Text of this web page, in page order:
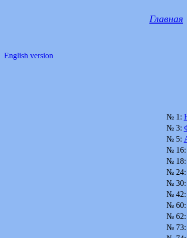
Главная
English version
№ 1:
№ 3:
№ 5:
№ 16:
№ 18:
№ 24:
№ 30:
№ 42:
№ 60:
№ 62:
№ 73: